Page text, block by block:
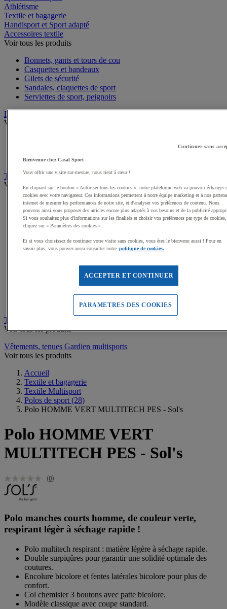
Athlétisme
Textile et bagagerie
Handisport et Sport adapté
Accessoires textile
Voir tous les produits
Bonnets, gants et tours de cou
Casquettes et bandeaux
Gilets de sécurité
Sandales, claquettes de sport
Serviettes de sport, peignoirs
Bagagerie
Voir tous les produits
Sacoches et porte-documents
Textile Multisport
Voir tous les produits
Shorts de sport
Sous-vêtements sport
Premieres couches, sous-maillots
Débardeurs de sport
Survêtements
Maillots de sport
Maillots de bain, combinaisons de natation
Pantalons, Collants de sport
Tee-shirts personnalisables
Voir tous les produits
Vêtements, tenues Gardien multisports
Voir tous les produits
Accueil
Textile et bagagerie
Textile Multisport
Polos de sport (28)
Polo HOMME VERT MULTITECH PES - Sol's
Polo HOMME VERT
MULTITECH PES - Sol's
(0)
Polo manches courts homme, de couleur verte,
respirant légèr à séchage rapide !
Polo multitech respirant : matière légère à séchage rapide.
Double surpiqûres pour garantir une solidité optimale des
coutures.
Encolure bicolore et fentes latérales bicolore pour plus de
confort.
Col chemisier 3 boutons avec patte bicolore.
Modèle classique avec coupe standard.
Continuer sans
Bienvenue chez Casal Sport
Vous offrir une visite sur-mesure, nous tient à cœur !
En cliquant sur le bouton « Autoriser tous les cookies », notre plateforme web va pouvoir échanger
cookies avec votre navigateur. Ces informations permettent à notre équipe marketing et à nos
internet de mesurer les performances de notre site, et d'analyser vos préférences de contenu. Nous
pouvons ainsi vous proposer des articles encore plus adaptés à vos besoins et de la publicité
Si vous souhaitez plus d'informations sur les finalités et choisir vos préférences par type de cookies,
cliquez sur « Paramètres des cookies ».
Et si vous choisissez de continuer votre visite sans cookies, vous êtes le bienvenu aussi ! Pour en
savoir plus, vous pouvez aussi consulter notre politique de cookies.
ACCEPTER ET CONTINUER
PARAMETRES DES COOKIES